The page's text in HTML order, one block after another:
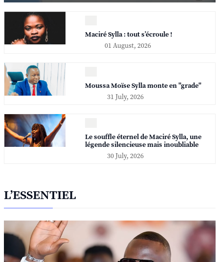
Maciré Sylla : tout s’écroule !
01 August, 2026
Moussa Moïse Sylla monte en "grade"
31 July, 2026
Le souffle éternel de Maciré Sylla, une
légende silencieuse mais inoubliable
30 July, 2026
L’ESSENTIEL